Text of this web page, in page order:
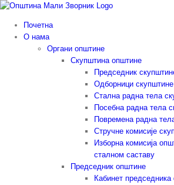
Skip
contentПочетна
О нама
Органи општине
Скупштина општине
Председник
Одборници
Стална радна тела
Посебна радна тела
Повремена радна
Стручне комисије
Изборна комисија
сталном саставу
Председник општине
Кабинет